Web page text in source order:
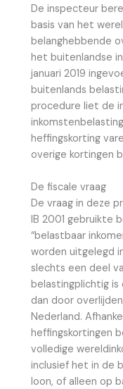
De inspecteur
basis van het
belanghebbende
het buitenlandse
januari 2019
buitenlands
procedure liet de
heffingskorting
overige kortingen
De fiscale vraag
De vraag in deze
IB 2001 gebruikte
“belastbaar
worden uitgelegd
slechts een deel
belastingplichtig is
dan door
Nederland.
heffingskortingen
volledige
inclusief het in de
loon, of alleen op